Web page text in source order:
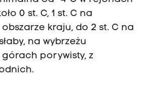
0 st. C, 1 st. C na
kraju, do 2 st. C na
na wybrzeżu
porywisty, z